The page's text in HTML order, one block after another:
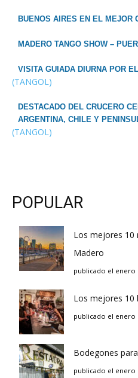
BUENOS AIRES EN EL MEJOR
MADERO TANGO SHOW –
VISITA GUIADA DIURNA POR
(TANGOL)
DESTACADO DEL CRUCERO
ARGENTINA, CHILE Y
(TANGOL)
POPULAR
Los mejores 10
Madero
publicado el enero
Los mejores 10
publicado el enero
Bodegones
publicado el enero